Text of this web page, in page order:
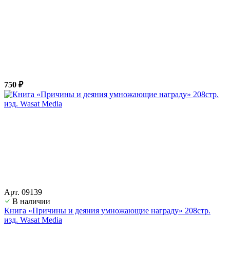
750 ₽
Арт. 09139
В наличии
Книга «Причины и деяния умножающие награду» 208стр.
изд. Wasat Media